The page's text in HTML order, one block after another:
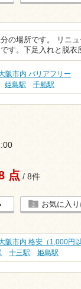
の場所です。 リニ
す。下足入れと脱衣
阪市内 バリアフリー
姫島駅 千船駅
点 / 8件
お気に入
阪市内 格安（1,000円以
十三駅 姫島駅